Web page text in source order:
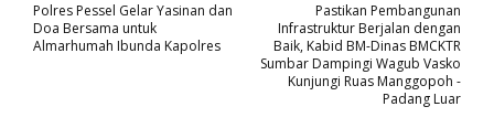
Pastikan Pembangunan
Infrastruktur Berjalan dengan
Baik, Kabid BM-Dinas BMCKTR
Sumbar Dampingi Wagub Vasko
Kunjungi Ruas Manggopoh -
Padang Luar
Polres Pessel Gelar Yasinan dan
Doa Bersama untuk
Almarhumah Ibunda Kapolres